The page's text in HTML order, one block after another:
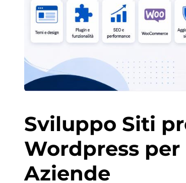
Sviluppo Siti
Wordpress
Aziende